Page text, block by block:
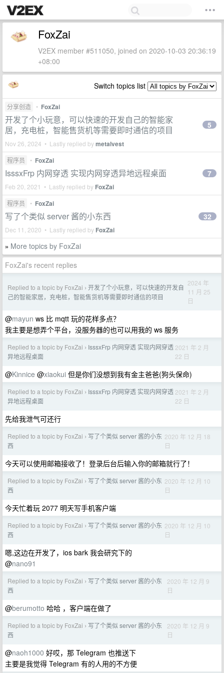
FoxZai
V2EX member #511050, joined on 2020-10-03 20:36:19
+08:00
Switch topics list
分享创造 • FoxZai
开发了个小玩意，可以快速的开发自己的智能家
居，充电桩，智能售货机等需要即时通信的项目
Nov 26, 2024 • Lastly replied bymetalvest
5
程序员 • FoxZai
IsssxFrp 内网穿透 实现内网穿透异地远程桌面
Feb 20, 2021 • Lastly replied by FoxZai
7
程序员 • FoxZai
写了个类似 server 酱的小东西
Dec 11, 2020 • Lastly replied by FoxZai
32
» More topics by FoxZai
FoxZai's recent replies
Replied to a topic by FoxZai › 开发了个小玩意，可以快速的开发自
己的智能家居，充电桩，智能售货机等需要即时通信的项目
2024 年
11 月 25
日
@mayun ws 比 mqtt 玩的花样多点？
我主要是想弄个平台，没服务器的也可以用我的 ws 服务
Replied to a topic by FoxZai › IsssxFrp 内网穿透 实现内网穿透
异地远程桌面
2021 年 2 月
22 日
@Kinnice @xiaokui 但是你们没想到我有金主爸爸(狗头保命)
Replied to a topic by FoxZai › IsssxFrp 内网穿透 实现内网穿透
异地远程桌面
2021 年 2 月
22 日
先给我泄气可还行
Replied to a topic by FoxZai › 写了个类似 server 酱的小东
西
2020 年 12 月 18
日
今天可以使用邮箱接收了！登录后台后输入你的邮箱就行了！
Replied to a topic by FoxZai › 写了个类似 server 酱的小东
西
2020 年 12 月 10
日
今天忙着玩 2077 明天写手机客户端
Replied to a topic by FoxZai › 写了个类似 server 酱的小东
西
2020 年 12 月 10
日
嗯,这边在开发了，ios bark 我会研究下的
@nano91
Replied to a topic by FoxZai › 写了个类似 server 酱的小东
西
2020 年 12 月 9
日
@berumotto 哈哈 ，客户端在做了
Replied to a topic by FoxZai › 写了个类似 server 酱的小东
西
2020 年 12 月 9
日
@naoh1000 好哎，那 Telegram 也推送下
主要是我觉得 Telegram 有的人用的不方便